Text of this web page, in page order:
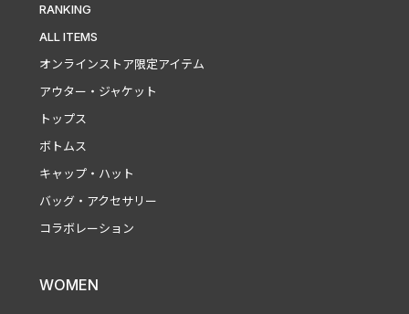
RANKING
ALL ITEMS
オンラインストア限定アイテム
アウター・ジャケット
トップス
ボトムス
キャップ・ハット
バッグ・アクセサリー
コラボレーション
WOMEN